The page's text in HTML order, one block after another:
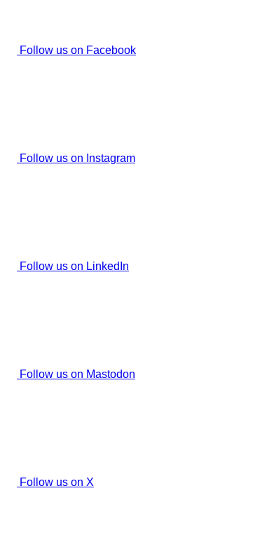
Follow us on Facebook
Follow us on Instagram
Follow us on LinkedIn
Follow us on Mastodon
Follow us on X